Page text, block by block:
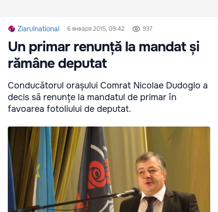
Ziarulnational 6 января 2015, 09:42 937
Un primar renunță la mandat și
rămâne deputat
Conducătorul orașului Comrat Nicolae Dudoglo a
decis să renunțe la mandatul de primar în
favoarea fotoliului de deputat.